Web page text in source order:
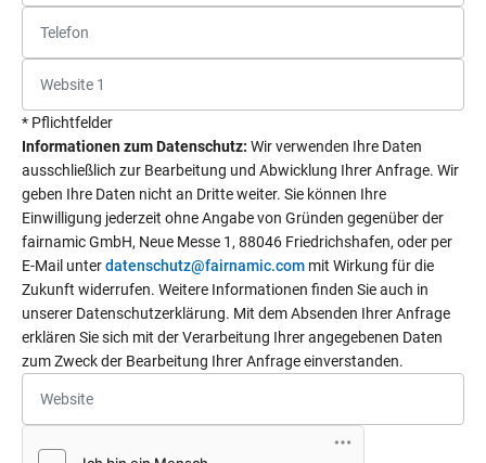
* Pflichtfelder
Informationen zum Datenschutz: Wir verwenden Ihre Daten
ausschließlich zur Bearbeitung und Abwicklung Ihrer Anfrage. Wir
geben Ihre Daten nicht an Dritte weiter. Sie können Ihre
Einwilligung jederzeit ohne Angabe von Gründen gegenüber der
fairnamic GmbH, Neue Messe 1, 88046 Friedrichshafen, oder per
E-Mail unterdatenschutz@fairnamic.com mit Wirkung für die
Zukunft widerrufen. Weitere Informationen finden Sie auch in
unserer Datenschutzerklärung. Mit dem Absenden Ihrer Anfrage
erklären Sie sich mit der Verarbeitung Ihrer angegebenen Daten
zum Zweck der Bearbeitung Ihrer Anfrage einverstanden.